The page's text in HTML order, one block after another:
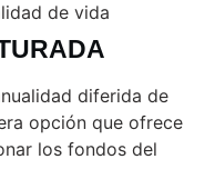
de vida
diferida de
opción que ofrece
los fondos del